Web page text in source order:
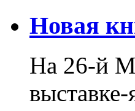
Новая
На 26-й